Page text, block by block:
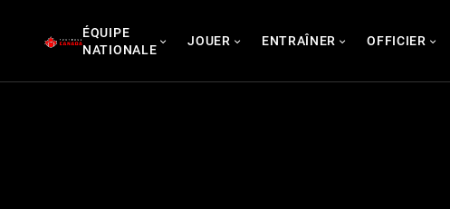
ÉQUIPE
NATIONALE
JOUER ENTRAÎNER OFFICIER